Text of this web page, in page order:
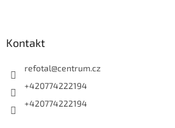
Kontakt
refotal@centrum.cz
+420774222194
+420774222194